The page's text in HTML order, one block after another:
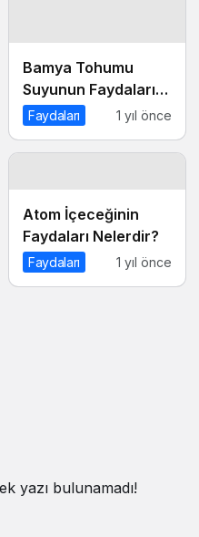
Bamya Tohumu
Suyunun Faydaları
Nelerdir?
Faydaları 1 yıl önce
Atom İçeceğinin
Faydaları Nelerdir?
Faydaları 1 yıl önce
yazı bulunamadı!